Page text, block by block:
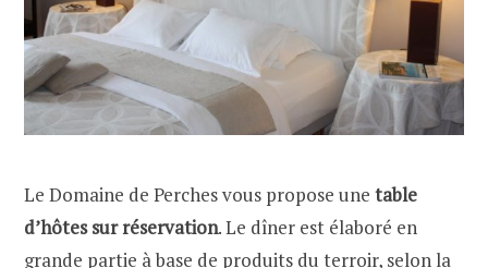
Le Domaine de Perches vous propose une table
d’hôtes sur réservation. Le dîner est élaboré en
grande partie à base de produits du terroir, selon la